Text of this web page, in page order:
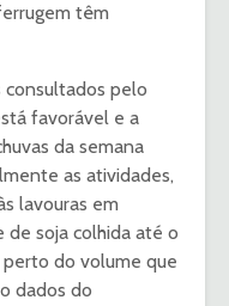
têm
consultados pelo
favorável e a
da semana
as atividades,
lavouras em
soja colhida até o
do volume que
dados do